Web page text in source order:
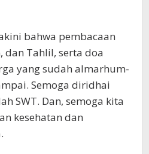
bahwa pembacaan
dan Tahlil, serta doa
yang sudah almarhum-
Semoga diridhai
SWT. Dan, semoga kita
kesehatan dan